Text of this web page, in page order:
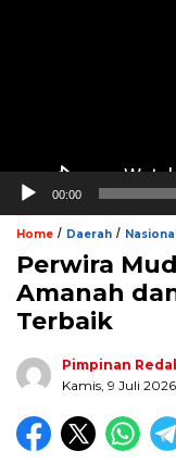
00:00
Home / Daerah / Nasional
Perwira
Amanah
Terbaik
Pimpinan
Kamis, 9 Juli 2026